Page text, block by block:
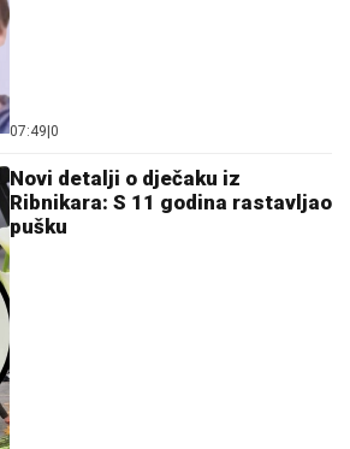
07:49 0
Novi detalji o d‌ječaku iz
Ribnikara: S 11 godina rastavljao
pušku